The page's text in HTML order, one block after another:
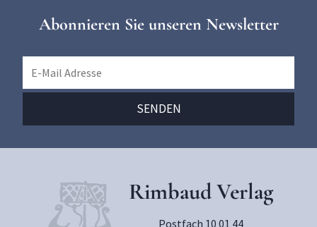
Abonnieren Sie unseren Newsletter
Rimbaud Verlag
Postfach 10 01 44